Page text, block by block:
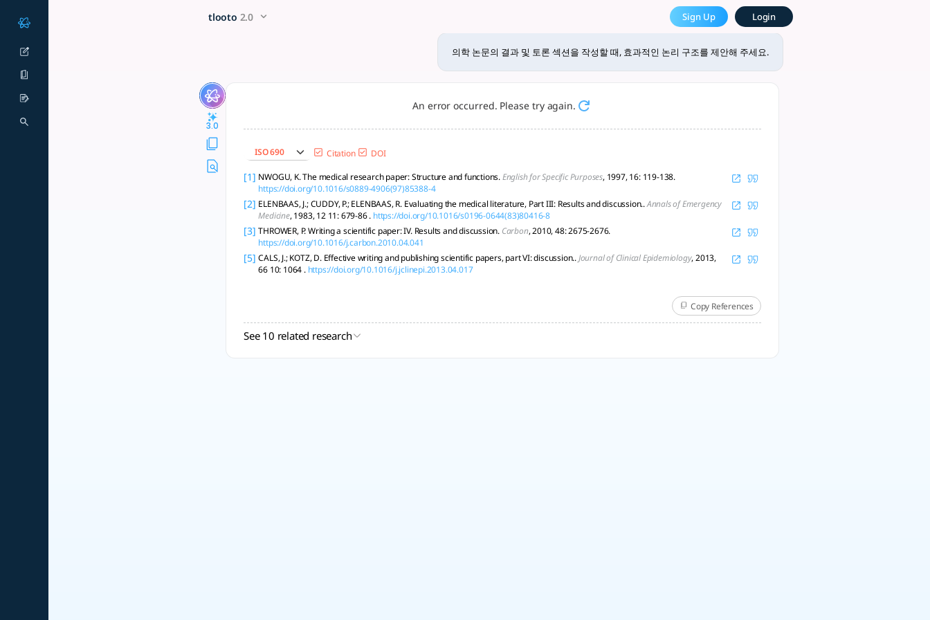
의학 논문의 결과 및 토론 섹션을 작성할 때, 효과적인 논리 구조를 제안... - tlooto, The Most
의학 논문의 결과 및 토론 섹션을 효과적으로 작성하기 위해서는 명확하고 체계적인 논리 구조가 필요합니다. 연구 결과를 독자가 쉽게 이해하고 중요성을 파악할 수 있도록 다음과 같은 구조를 제안합니다. ###
tlooto 2.0 Sign Up Login
의학 논문의 결과 및 토론 섹션을 작성할 때, 효과적인 논리 구조를 제안해 주세요.
3.0
An error occurred. Please try again.
ISO 690 Citation DOI
[1] NWOGU, K. The medical research paper: Structure and functions.English for Specific Purposes, 1997, 16: 119-138.
https://doi.org/10.1016/s0889-4906(97)85388-4
[2] ELENBAAS, J.; CUDDY, P.; ELENBAAS, R. Evaluating the medical literature, Part III: Results and discussion..Annals of Emergency
Medicine, 1983, 12 11: 679-86 . https://doi.org/10.1016/s0196-0644(83)80416-8
[3] THROWER, P. Writing a scientific paper: IV. Results and discussion. Carbon, 2010, 48: 2675-2676.
https://doi.org/10.1016/j.carbon.2010.04.041
[5] CALS, J.; KOTZ, D. Effective writing and publishing scientific papers, part VI: discussion..Journal of Clinical Epidemiology, 2013,
66 10: 1064 . https://doi.org/10.1016/j.jclinepi.2013.04.017
Copy References
See 10 related research
x5 Smarter!